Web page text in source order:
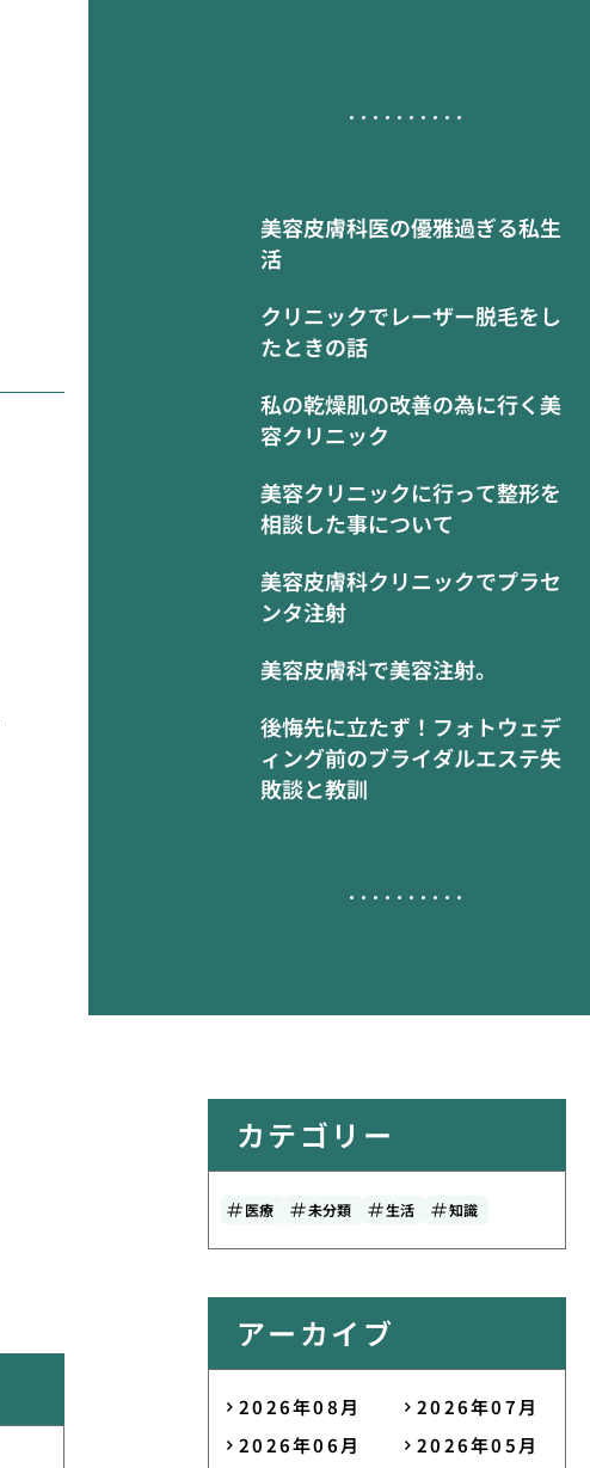
美容皮膚科医の優雅過ぎる私生
活
クリニックでレーザー脱毛をし
たときの話
私の乾燥肌の改善の為に行く美
容クリニック
美容クリニックに行って整形を
相談した事について
美容皮膚科クリニックでプラセ
ンタ注射
美容皮膚科で美容注射。
後悔先に立たず！フォトウェデ
ィング前のブライダルエステ失
敗談と教訓
カテゴリー
医療 未分類 生活 知識
アーカイブ
2026年08月
2026年07月
2026年06月
2026年05月